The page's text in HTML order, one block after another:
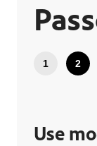
1 2
Use